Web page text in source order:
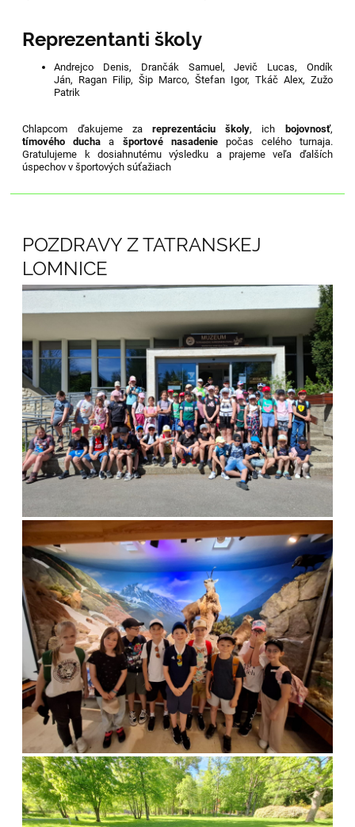
Reprezentanti školy
Andrejco Denis, Drančák Samuel,Jevič Lucas, Ondík
Ján, Ragan Filip,Šip Marco, Štefan Igor, Tkáč Alex, Zužo
Patrik
Chlapcom ďakujeme za reprezentáciu školy, ich bojovnosť,
tímového ducha a športové nasadeniepočas celého turnaja.
Gratulujeme k dosiahnutému výsledku a prajeme veľa ďalších
úspechov v športových súťažiach
POZDRAVY Z TATRANSKEJ
LOMNICE